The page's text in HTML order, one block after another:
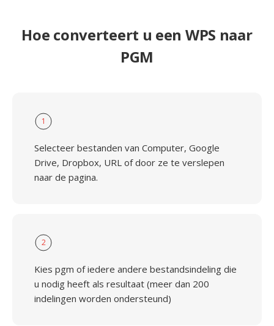
Hoe converteert u een WPS naar
PGM
1
Selecteer bestanden van Computer, Google
Drive, Dropbox, URL of door ze te verslepen
naar de pagina.
2
Kies pgm of iedere andere bestandsindeling die
u nodig heeft als resultaat (meer dan 200
indelingen worden ondersteund)